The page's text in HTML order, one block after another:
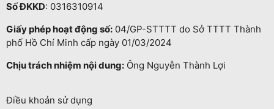
Số ĐKKD: 0316310914
Giấy phép hoạt động số: 04/GP-STTTT do Sở TTTT Thành
phố Hồ Chí Minh cấp ngày 01/03/2024
Chịu trách nhiệm nội dung: Ông Nguyễn Thành Lợi
Điều khoản sử dụng